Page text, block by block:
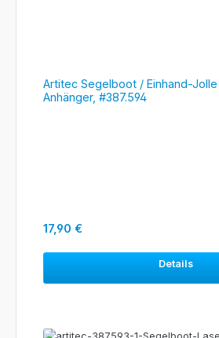
Artitec Segelboot / Einhand-
Anhänger, #387.594
Regulärer Preis:
17,90 €
Details